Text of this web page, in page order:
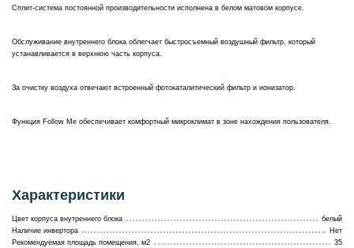
Сплит-система постоянной производительности исполнена в белом матовом корпусе.
Обслуживание внутреннего блока облегчает быстросъемный воздушный фильтр, который
устанавливается в верхнюю часть корпуса.
За очистку воздуха отвечают встроенный фотокаталитический фильтр и ионизатор.
Функция Follow Me обеспечивает комфортный микроклимат в зоне нахождения пользователя.
Характеристики
Цвет корпуса внутреннего блока
белый
Наличие инвертора
Нет
Рекомендуемая площадь помещения, м2
35